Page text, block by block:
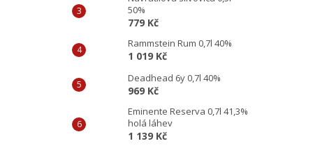
50%
779 Kč
Rammstein Rum 0,7l 40%
1 019 Kč
Deadhead 6y 0,7l 40%
969 Kč
Eminente Reserva 0,7l 41,3%
holá láhev
1 139 Kč